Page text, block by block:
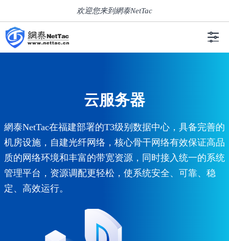
欢迎您来到網泰NetTac
云服务器
網泰NetTac在福建部署的T3级别数据中心，具备完善的
机房设施，自建光纤网络，核心骨干网络有效保证高品
质的网络环境和丰富的带宽资源，同时接入统一的系统
管理平台，资源调配更轻松，使系统安全、可靠、稳
定、高效运行。